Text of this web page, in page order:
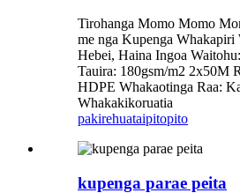
Tirohanga Momo Momo
me nga Kupenga Whakapiri
Hebei, Haina Ingoa
Tauira: 180gsm/m2 2x50M
HDPE Whakaotinga Raa:
Whakakikoruatia
pakirehuataipitopito
kupenga parae peita